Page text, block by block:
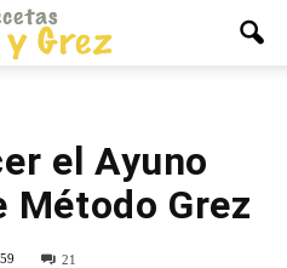
el Ayuno
Grez
21